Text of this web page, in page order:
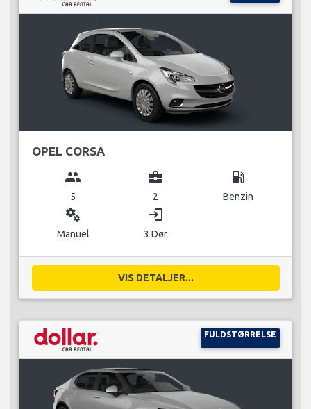
OPEL CORSA
group
5
business_center
2
local_gas_station
Benzin
miscellaneous_services
Manuel
login
3 Dør
VIS DETALJER...
FULDSTØRRELSE